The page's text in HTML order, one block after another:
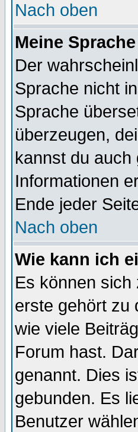
Nach oben
Meine
Der
Sprache nicht
Sprache
überzeugen,
kannst du
Informationen
Ende jeder
Nach oben
Wie kann ich
Es können sich
erste gehört zu
wie viele
Forum hast.
genannt. Dies
gebunden. Es
Benutzer